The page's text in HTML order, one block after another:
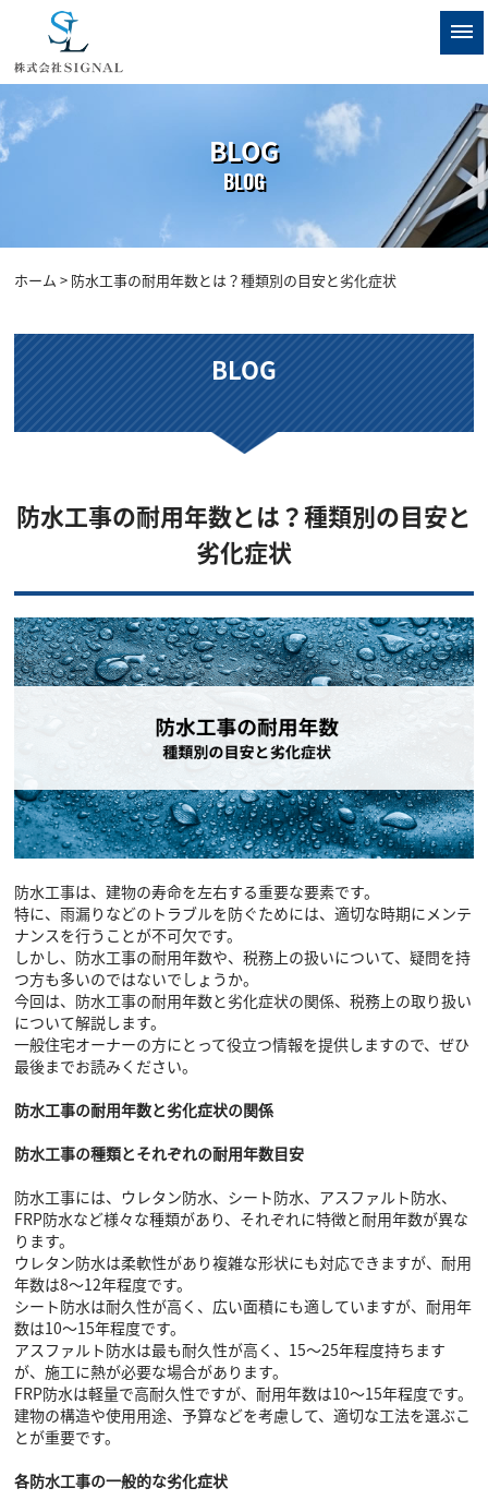
BLOG
BLOG
ホーム > 防水工事の耐用年数とは？種類別の目安と劣化症状
BLOG
防水工事の耐用年数とは？種類別の目安と
劣化症状
防水工事は、建物の寿命を左右する重要な要素です。
特に、雨漏りなどのトラブルを防ぐためには、適切な時期にメンテ
ナンスを行うことが不可欠です。
しかし、防水工事の耐用年数や、税務上の扱いについて、疑問を持
つ方も多いのではないでしょうか。
今回は、防水工事の耐用年数と劣化症状の関係、税務上の取り扱い
について解説します。
一般住宅オーナーの方にとって役立つ情報を提供しますので、ぜひ
最後までお読みください。
防水工事の耐用年数と劣化症状の関係
防水工事の種類とそれぞれの耐用年数目安
防水工事には、ウレタン防水、シート防水、アスファルト防水、
FRP防水など様々な種類があり、それぞれに特徴と耐用年数が異な
ります。
ウレタン防水は柔軟性があり複雑な形状にも対応できますが、耐用
年数は8～12年程度です。
シート防水は耐久性が高く、広い面積にも適していますが、耐用年
数は10～15年程度です。
アスファルト防水は最も耐久性が高く、15～25年程度持ちます
が、施工に熱が必要な場合があります。
FRP防水は軽量で高耐久性ですが、耐用年数は10～15年程度です。
建物の構造や使用用途、予算などを考慮して、適切な工法を選ぶこ
とが重要です。
各防水工事の一般的な劣化症状